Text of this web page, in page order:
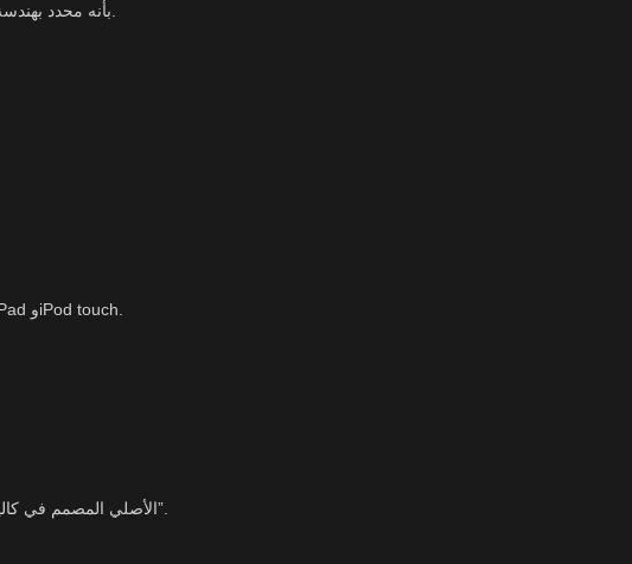
أو أحدث، بما في ذلك أجهزة iPhone وiPad وiPod touch.
“الصور المرفقة بالمنتج توضح التفاصيل الدقيقة للتغليف الأصلي والباركود، مما يضمن للعميل الحصول على منتج Apple الأصلي المصمم في كاليفورنيا”.